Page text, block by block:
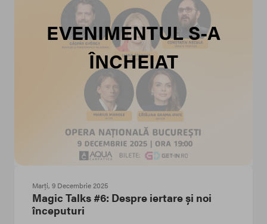
EVENIMENTUL S-A
ÎNCHEIAT
Marți, 9 Decembrie 2025
Magic Talks #6: Despre iertare și noi
începuturi